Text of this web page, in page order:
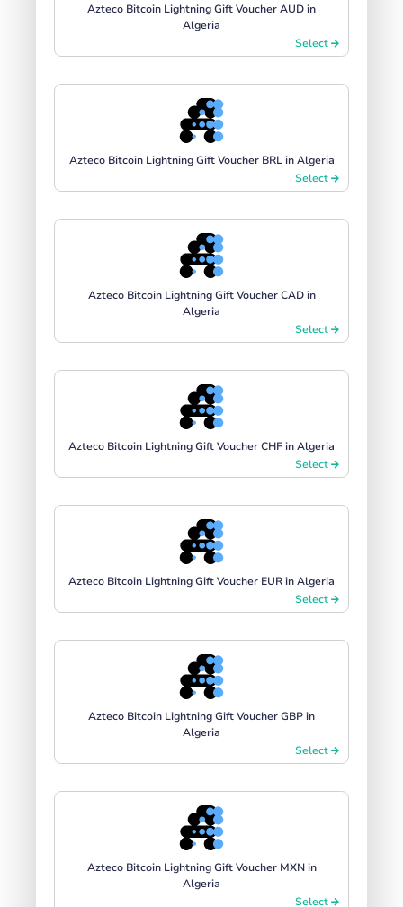
Azteco Bitcoin Lightning Gift Voucher AUD in
Algeria
Select
Azteco Bitcoin Lightning Gift Voucher BRL in Algeria
Select
Azteco Bitcoin Lightning Gift Voucher CAD in
Algeria
Select
Azteco Bitcoin Lightning Gift Voucher CHF in Algeria
Select
Azteco Bitcoin Lightning Gift Voucher EUR in Algeria
Select
Azteco Bitcoin Lightning Gift Voucher GBP in
Algeria
Select
Azteco Bitcoin Lightning Gift Voucher MXN in
Algeria
Select